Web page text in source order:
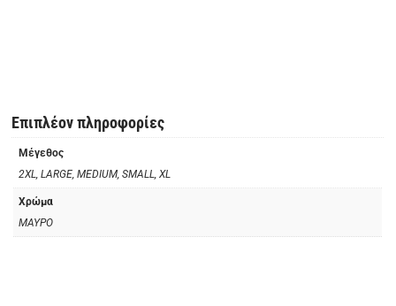
Επιπλέον πληροφορίες
Μέγεθος
2XL, LARGE, MEDIUM, SMALL, XL
Χρώμα
ΜΑΥΡΟ